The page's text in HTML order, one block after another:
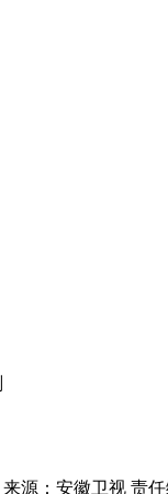
来源：安徽卫视 责